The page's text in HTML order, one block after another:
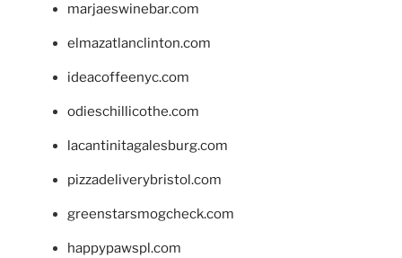
marjaeswinebar.com
elmazatlanclinton.com
ideacoffeenyc.com
odieschillicothe.com
lacantinitagalesburg.com
pizzadeliverybristol.com
greenstarsmogcheck.com
happypawspl.com